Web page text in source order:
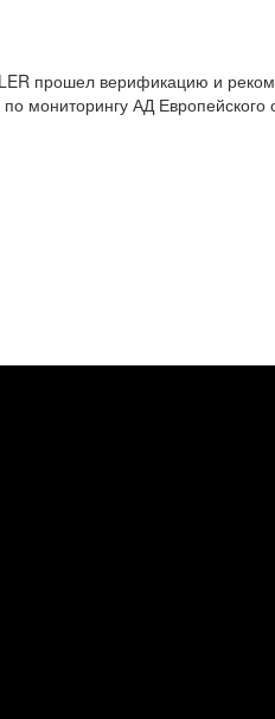
прошел верификацию и
мониторингу АД Европейского